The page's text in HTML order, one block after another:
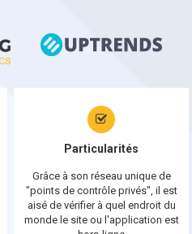
Particularités
Grâce à son réseau unique de
"points de contrôle privés", il est
aisé de vérifier à quel endroit du
monde le site ou l'application est